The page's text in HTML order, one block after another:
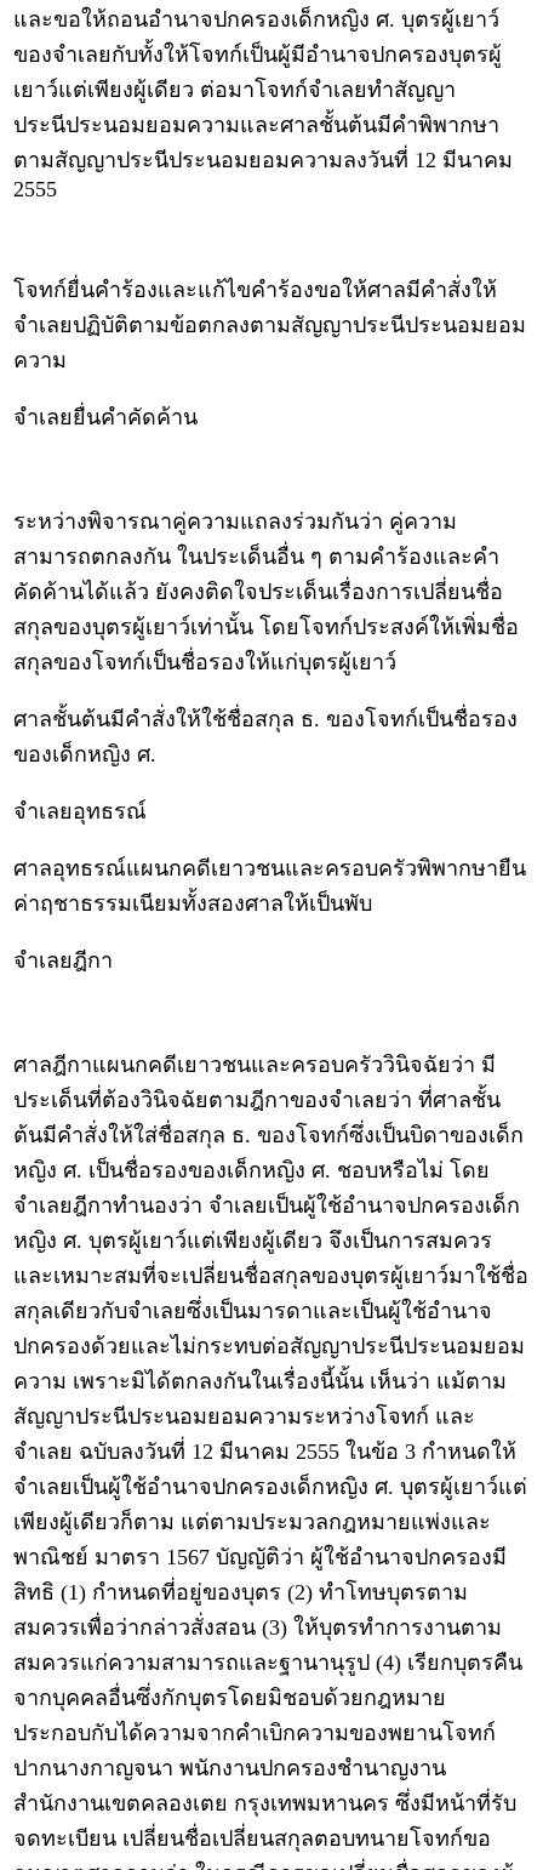
และขอให้ถอนอำนาจปกครองเด็กหญิง ศ. บุตรผู้เยาว์
ของจำเลยกับทั้งให้โจทก์เป็นผู้มีอำนาจปกครองบุตรผู้
เยาว์แต่เพียงผู้เดียว ต่อมาโจทก์จำเลยทำสัญญา
ประนีประนอมยอมความและศาลชั้นต้นมีคำพิพากษา
ตามสัญญาประนีประนอมยอมความลงวันที่ 12 มีนาคม
2555
โจทก์ยื่นคำร้องและแก้ไขคำร้องขอให้ศาลมีคำสั่งให้
จำเลยปฏิบัติตามข้อตกลงตามสัญญาประนีประนอมยอม
ความ
จำเลยยื่นคำคัดค้าน
ระหว่างพิจารณาคู่ความแถลงร่วมกันว่า คู่ความ
สามารถตกลงกัน ในประเด็นอื่น ๆ ตามคำร้องและคำ
คัดค้านได้แล้ว ยังคงติดใจประเด็นเรื่องการเปลี่ยนชื่อ
สกุลของบุตรผู้เยาว์เท่านั้น โดยโจทก์ประสงค์ให้เพิ่มชื่อ
สกุลของโจทก์เป็นชื่อรองให้แก่บุตรผู้เยาว์
ศาลชั้นต้นมีคำสั่งให้ใช้ชื่อสกุล ธ. ของโจทก์เป็นชื่อรอง
ของเด็กหญิง ศ.
จำเลยอุทธรณ์
ศาลอุทธรณ์แผนกคดีเยาวชนและครอบครัวพิพากษายืน
ค่าฤชาธรรมเนียมทั้งสองศาลให้เป็นพับ
จำเลยฎีกา
ศาลฎีกาแผนกคดีเยาวชนและครอบครัววินิจฉัยว่า มี
ประเด็นที่ต้องวินิจฉัยตามฎีกาของจำเลยว่า ที่ศาลชั้น
ต้นมีคำสั่งให้ใส่ชื่อสกุล ธ. ของโจทก์ซึ่งเป็นบิดาของเด็ก
หญิง ศ. เป็นชื่อรองของเด็กหญิง ศ. ชอบหรือไม่ โดย
จำเลยฎีกาทำนองว่า จำเลยเป็นผู้ใช้อำนาจปกครองเด็ก
หญิง ศ. บุตรผู้เยาว์แต่เพียงผู้เดียว จึงเป็นการสมควร
และเหมาะสมที่จะเปลี่ยนชื่อสกุลของบุตรผู้เยาว์มาใช้ชื่อ
สกุลเดียวกับจำเลยซึ่งเป็นมารดาและเป็นผู้ใช้อำนาจ
ปกครองด้วยและไม่กระทบต่อสัญญาประนีประนอมยอม
ความ เพราะมิได้ตกลงกันในเรื่องนี้นั้น เห็นว่า แม้ตาม
สัญญาประนีประนอมยอมความระหว่างโจทก์ และ
จำเลย ฉบับลงวันที่ 12 มีนาคม 2555 ในข้อ 3 กำหนดให้
จำเลยเป็นผู้ใช้อำนาจปกครองเด็กหญิง ศ. บุตรผู้เยาว์แต่
เพียงผู้เดียวก็ตาม แต่ตามประมวลกฎหมายแพ่งและ
พาณิชย์ มาตรา 1567 บัญญัติว่า ผู้ใช้อำนาจปกครองมี
สิทธิ (1) กำหนดที่อยู่ของบุตร (2) ทำโทษบุตรตาม
สมควรเพื่อว่ากล่าวสั่งสอน (3) ให้บุตรทำการงานตาม
สมควรแก่ความสามารถและฐานานุรูป (4) เรียกบุตรคืน
จากบุคคลอื่นซึ่งกักบุตรโดยมิชอบด้วยกฎหมาย
ประกอบกับได้ความจากคำเบิกความของพยานโจทก์
ปากนางกาญจนา พนักงานปกครองชำนาญงาน
สำนักงานเขตคลองเตย กรุงเทพมหานคร ซึ่งมีหน้าที่รับ
จดทะเบียน เปลี่ยนชื่อเปลี่ยนสกุลตอบทนายโจทก์ขอ